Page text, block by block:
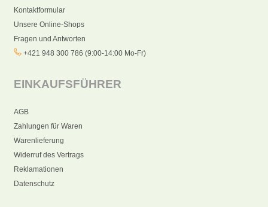
Kontaktformular
Unsere Online-Shops
Fragen und Antworten
+421 948 300 786 (9:00-14:00 Mo-Fr)
EINKAUFSFÜHRER
AGB
Zahlungen für Waren
Warenlieferung
Widerruf des Vertrags
Reklamationen
Datenschutz